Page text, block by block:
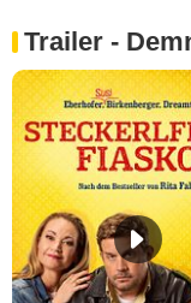
Trailer -